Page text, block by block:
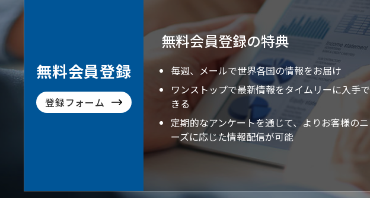
無料会員登録
登録フォーム
無料会員登録の特典
毎週、メールで世界各国の情報をお届け
ワンストップで最新情報をタイムリーに入手で
きる
定期的なアンケートを通じて、よりお客様のニ
ーズに応じた情報配信が可能